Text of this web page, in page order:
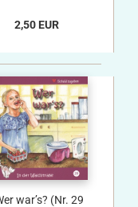
2,50 EUR
war’s? (Nr. 29